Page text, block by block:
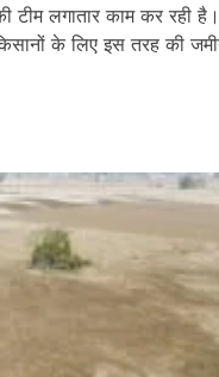
लगातार काम कर रही है।
के लिए इस तरह की